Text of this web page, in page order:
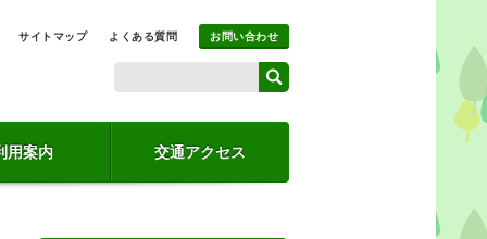
サイトマップ よくある質問 お問い合わせ
用案内 交通アクセス